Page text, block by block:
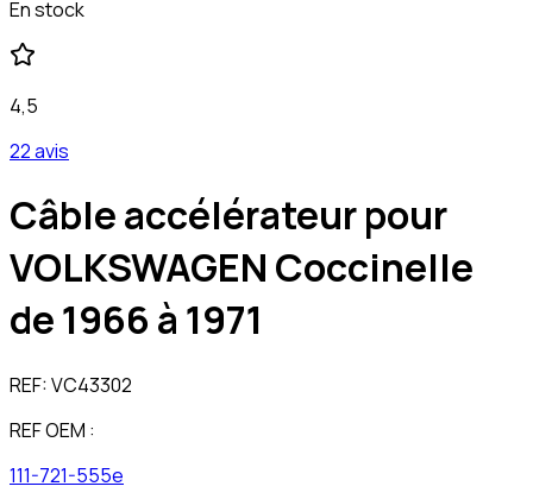
En stock
4,5
22 avis
Câble accélérateur pour
VOLKSWAGEN Coccinelle
de 1966 à 1971
REF:VC43302
REF OEM :
111-721-555e